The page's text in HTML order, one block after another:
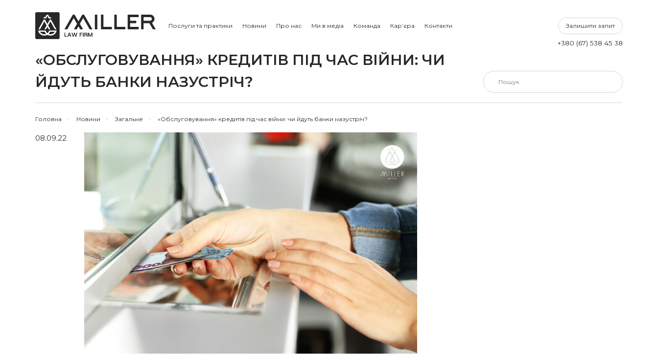
Послуги та практики Новини Про нас Ми в медіа Команда Кар’єра Контакти Залишити запит
+380 (67) 538 45 38
«ОБСЛУГОВУВАННЯ» КРЕДИТІВ ПІД ЧАС ВІЙНИ: ЧИ
ЙДУТЬ БАНКИ НАЗУСТРІЧ?
Головна > Новини > Загальне > «Обслуговування» кредитів під час війни: чи йдуть банки назустріч?
08.09.22